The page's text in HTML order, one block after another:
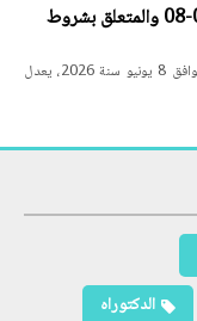
قانون رقم 26-12 يعدل ويتمم القانون رقم 04-08 والمتعلق بشروط
قانون رقم 26-12 مؤرخ في 22 ذي الحجة عام 1447 الموافق 8 يونيو سنة 2026، يعدل
الدكتوراه